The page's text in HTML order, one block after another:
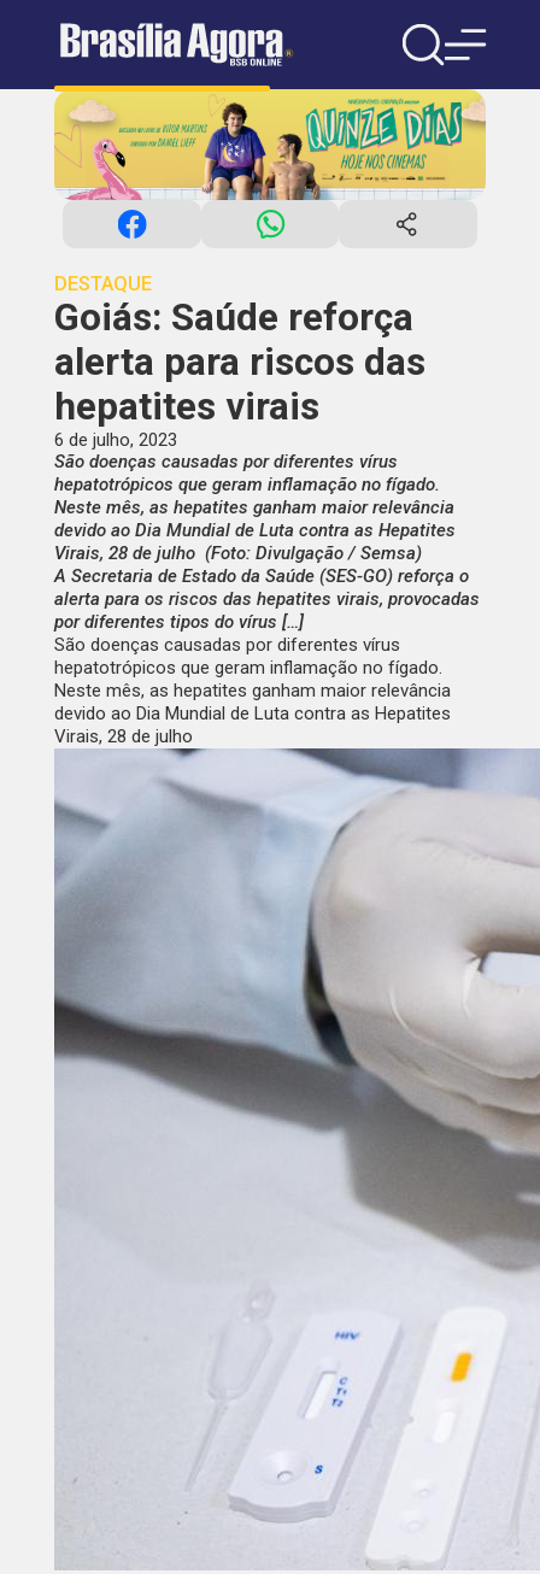
DESTAQUE
Goiás: Saúde reforça
alerta para riscos das
hepatites virais
6 de julho, 2023
São doenças causadas por diferentes vírus
hepatotrópicos que geram inflamação no fígado.
Neste mês, as hepatites ganham maior relevância
devido ao Dia Mundial de Luta contra as Hepatites
Virais, 28 de julho (Foto: Divulgação / Semsa)
A Secretaria de Estado da Saúde (SES-GO) reforça o
alerta para os riscos das hepatites virais, provocadas
por diferentes tipos do vírus […]
São doenças causadas por diferentes vírus
hepatotrópicos que geram inflamação no fígado.
Neste mês, as hepatites ganham maior relevância
devido ao Dia Mundial de Luta contra as Hepatites
Virais, 28 de julho